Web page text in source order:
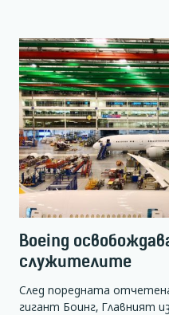
Boeing
служителите
След поредната
гигант Боинг, Главният